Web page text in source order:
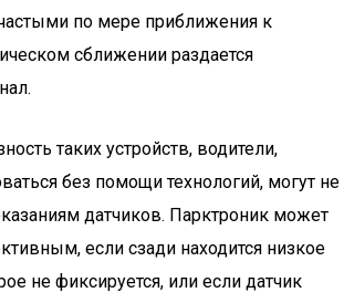
по мере приближения к
сближении раздается
таких устройств, водители,
без помощи технологий, могут не
датчиков. Парктроник может
если сзади находится низкое
не фиксируется, или если датчик